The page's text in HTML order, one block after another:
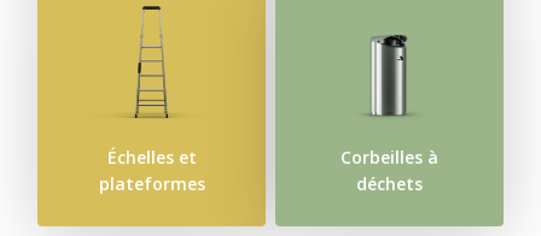
Échelles et
plateformes
Corbeilles à
déchets